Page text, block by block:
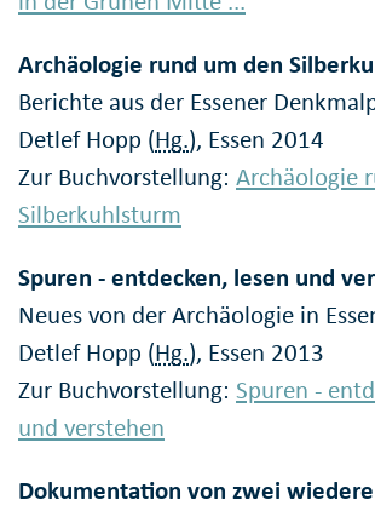
Archäologie rund um den
Berichte aus der Essener
Detlef Hopp (Hg.), Essen 2014
Zur Buchvorstellung: Archäologie
Silberkuhlsturm
Spuren - entdecken, lesen und
Neues von der Archäologie in
Detlef Hopp (Hg.), Essen 2013
Zur Buchvorstellung: Spuren -
und verstehen
Dokumentation von zwei